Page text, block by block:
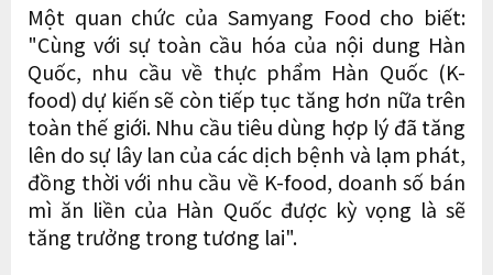
Một quan chức của Samyang Food cho biết:
"Cùng với sự toàn cầu hóa của nội dung Hàn
Quốc, nhu cầu về thực phẩm Hàn Quốc (K-
food) dự kiến ​​sẽ còn tiếp tục tăng hơn nữa trên
toàn thế giới. Nhu cầu tiêu dùng hợp lý đã tăng
lên do sự lây lan của các dịch bệnh và lạm phát,
đồng thời với nhu cầu về K-food, doanh số bán
mì ăn liền của Hàn Quốc được kỳ vọng là sẽ
tăng trưởng trong tương lai".